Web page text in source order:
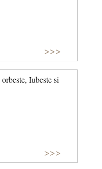
>>>
Iubeste si
>>>